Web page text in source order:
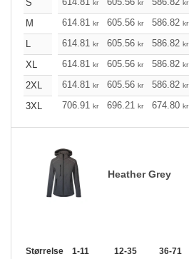
S kr kr kr
M
614.81 kr 605.56 kr 586.82 kr
L
614.81 kr 605.56 kr 586.82 kr
XL
614.81 kr 605.56 kr 586.82 kr
2XL
614.81 kr 605.56 kr 586.82 kr
3XL
706.91 kr 696.21 kr 674.80 kr
Heather Grey
Størrelse 1-11 12-35 36-71